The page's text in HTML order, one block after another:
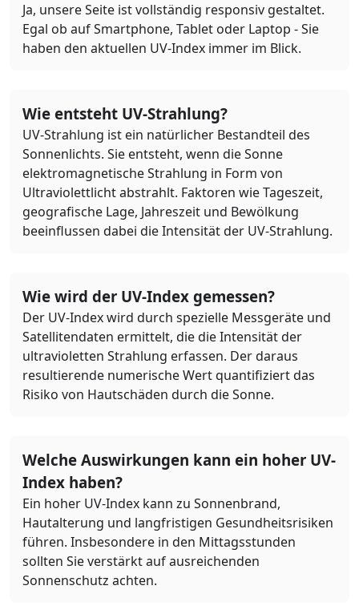
Ja, unsere Seite ist vollständig responsiv gestaltet.
Egal ob auf Smartphone, Tablet oder Laptop - Sie
haben den aktuellen UV-Index immer im Blick.
Wie entsteht UV-Strahlung?
UV-Strahlung ist ein natürlicher Bestandteil des
Sonnenlichts. Sie entsteht, wenn die Sonne
elektromagnetische Strahlung in Form von
Ultraviolettlicht abstrahlt. Faktoren wie Tageszeit,
geografische Lage, Jahreszeit und Bewölkung
beeinflussen dabei die Intensität der UV-Strahlung.
Wie wird der UV-Index gemessen?
Der UV-Index wird durch spezielle Messgeräte und
Satellitendaten ermittelt, die die Intensität der
ultravioletten Strahlung erfassen. Der daraus
resultierende numerische Wert quantifiziert das
Risiko von Hautschäden durch die Sonne.
Welche Auswirkungen kann ein hoher UV-
Index haben?
Ein hoher UV-Index kann zu Sonnenbrand,
Hautalterung und langfristigen Gesundheitsrisiken
führen. Insbesondere in den Mittagsstunden
sollten Sie verstärkt auf ausreichenden
Sonnenschutz achten.